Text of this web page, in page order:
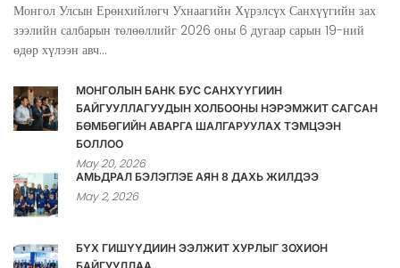
Монгол Улсын Ерөнхийлөгч Ухнаагийн Хүрэлсүх Санхүүгийн зах
зээлийн салбарын төлөөллийг 2026 оны 6 дугаар сарын 19-ний
өдөр хүлээн авч...
МОНГОЛЫН БАНК БУС САНХҮҮГИЙН
БАЙГУУЛЛАГУУДЫН ХОЛБООНЫ НЭРЭМЖИТ САГСАН
БӨМБӨГИЙН АВАРГА ШАЛГАРУУЛАХ ТЭМЦЭЭН
БОЛЛОО
May 20, 2026
АМЬДРАЛ БЭЛЭГЛЭЕ АЯН 8 ДАХЬ ЖИЛДЭЭ
May 2, 2026
БҮХ ГИШҮҮДИЙН ЭЭЛЖИТ ХУРЛЫГ ЗОХИОН